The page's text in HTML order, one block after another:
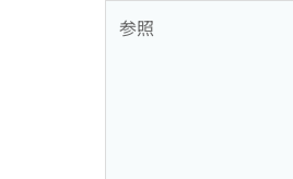
参照